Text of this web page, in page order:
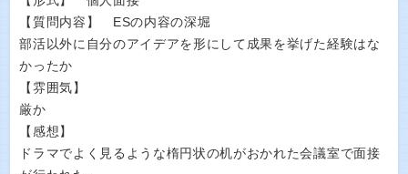
【質問内容】 ESの内容の深堀
部活以外に自分のアイデアを形にして成果を挙げた経験はな
かったか
【雰囲気】
厳か
【感想】
ドラマでよく見るような楕円状の机がおかれた会議室で面接